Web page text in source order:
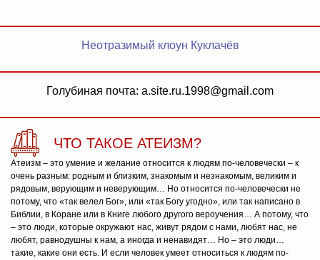
Неотразимый клоун Куклачёв
Голубиная почта: a.site.ru.1998@gmail.com
ЧТО ТАКОЕ АТЕИЗМ?
Атеизм – это умение и желание относится к людям по-человечески – к
очень разным: родным и близким, знакомым и незнакомым, великим и
рядовым, верующим и неверующим… Но относится по-человечески не
потому, что «так велел Бог», или «так Богу угодно», или так написано в
Библии, в Коране или в Книге любого другого вероучения… А потому, что
– это люди, которые окружают нас, живут рядом с нами, любят нас, не
любят, равнодушны к нам, а иногда и ненавидят… Но – это люди…
такие, какие они есть. И если человек умеет относиться к людям по-